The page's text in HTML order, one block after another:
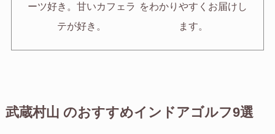
ーツ好き。甘いカフェラ
テが好き。
をわかりやすくお届けし
ます。
武蔵村山 のおすすめインドアゴルフ9選